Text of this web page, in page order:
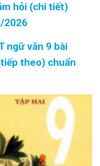
hỏi (chi tiết)
2026
ngữ văn 9 bài
theo) chuẩn